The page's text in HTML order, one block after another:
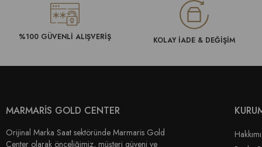
%100 GÜVENLİ ALIŞVERİŞ KOLAY İADE & DEĞİŞİM
MARMARİS GOLD CENTER
Orijinal Marka Saat sektöründe Marmaris Gold
Center olarak önceliğimiz, müşteri güveni ve